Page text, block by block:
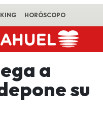
HORÓSCOPO
a
su